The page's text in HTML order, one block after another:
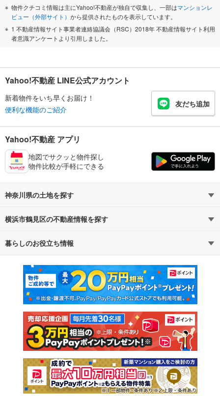
物件クチコミ情報は主にYahoo!不動産が独自で収集し、一部はマンションレ
ビュー（外部サイト） から提供されたものを表示しています。
1 不動産情報サイト事業者連絡協議会（RSC）2018年 不動産情報サイト利用
者意識アンケートより引用しました。
Yahoo!不動産 LINE公式アカウント
新着物件をいち早くお届け！
便利な機能のご紹介
友だち追加
Yahoo!不動産 アプリ
地図でサクッと物件探し
物件比較が手軽にできる
神奈川県の土地を探す
路線・駅から探す
通勤・通学時間から探す
横浜市鶴見区の不動産情報を探す
不動産・住宅
新築マンション 中古マンション
新築一戸建て 中古一戸建て
注文住宅 土地
売却査定
暮らしのお役立ち情報
マンションカタログ 教えて！住まいの先生